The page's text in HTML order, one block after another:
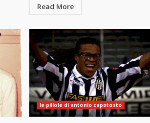
Read More
le pillole di antonio capotosto